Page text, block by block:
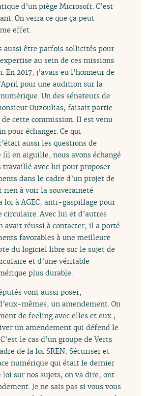
d’un piège Microsoft. C’est
On verra ce que ça peut
effet.
aussi être parfois sollicités pour
au sein de ces missions
En 2017, j’avais eu l’honneur de
pour une audition sur la
Un des sénateurs de
Ouzoulias, faisait partie
de cette commission. Il est venu
pour échanger. Ce qui
aussi les questions de
en aiguille, nous avons échangé
travaillé avec lui pour proposer
dans le cadre d’un projet de
rien à voir la souveraineté
loi à AGEC, anti-gaspillage pour
circulaire. Avec lui et d’autres
avait réussi à contacter, il a porté
favorables à une meilleure
du logiciel libre sur le sujet de
et d’une véritable
plus durable.
vont aussi poser,
mêmes, un amendement. On
de feeling avec elles et eux ;
un amendement qui défend le
le cas d’un groupe de Verts
de la loi SREN, Sécuriser et
numérique qui était le dernier
loi sur nos sujets, on va dire, ont
Je ne sais pas si vous vous